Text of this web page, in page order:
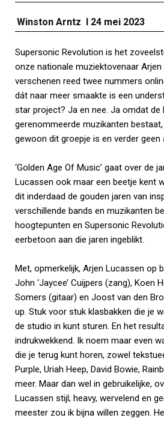
Winston Arntz I 24 mei 2023
Supersonic Revolution is het
onze nationale muziektovenaar Arjen
verschenen reed twee nummers
dát naar meer smaakte is een
star project? Ja en nee. Ja omdat de
gerenommeerde muzikanten
gewoon dit groepje is en verder geen
‘Golden Age Of Music’ gaat over de
Lucassen ook maar een beetje kent
dit inderdaad de gouden jaren van
verschillende bands en muzikanten
hoogtepunten en Supersonic
eerbetoon aan die jaren ingeblikt.
Met, opmerkelijk, Arjen Lucassen op
John ‘Jaycee’ Cuijpers (zang), Koen
Somers (gitaar) en Joost van den
up. Stuk voor stuk klasbakken die je
de studio in kunt sturen. En het
indrukwekkend. Ik noem maar even
die je terug kunt horen, zowel
Purple, Uriah Heep, David Bowie,
meer. Maar dan wel in gebruikelijke,
Lucassen stijl; heavy, wervelend en
meester zou ik bijna willen zeggen.